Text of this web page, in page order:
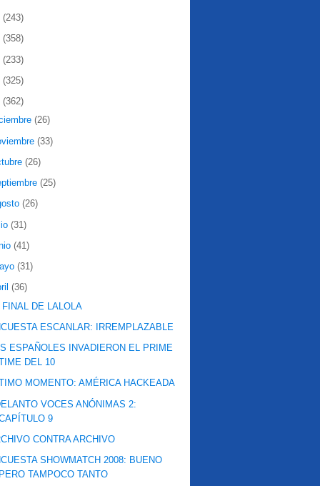
(243)
(358)
(233)
(325)
(362)
(26)
(33)
(26)
(25)
(26)
(31)
(41)
(31)
(36)
FINAL DE LALOLA
ESCANLAR: IRREMPLAZABLE
ESPAÑOLES INVADIERON EL PRIME
DEL 10
MOMENTO: AMÉRICA HACKEADA
VOCES ANÓNIMAS 2:
9
CONTRA ARCHIVO
SHOWMATCH 2008: BUENO
TAMPOCO TANTO